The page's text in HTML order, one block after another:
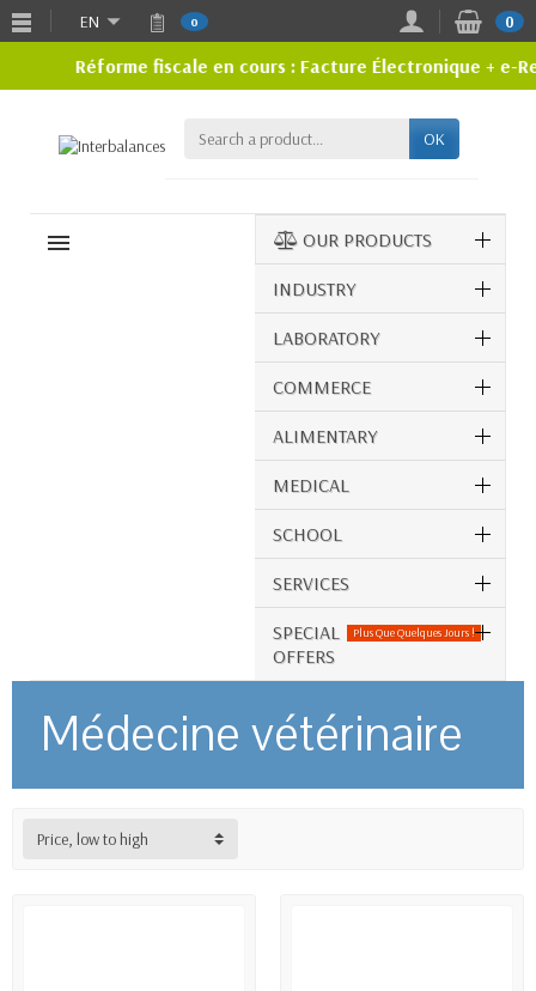
Réforme fiscale en cours : Facture Électronique + e-
EN 0 0
OK
OUR PRODUCTS
INDUSTRY
LABORATORY
COMMERCE
ALIMENTARY
MEDICAL
SCHOOL
SERVICES
SPECIAL
OFFERS
Plus Que Quelques Jours !
Médecine vétérinaire
Price, low to high